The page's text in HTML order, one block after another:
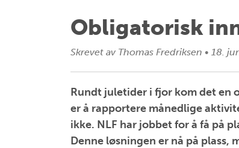
Obligatorisk
Skrevet av Thomas Fredriksen • 18.
Rundt juletider i fjor kom det en
er å rapportere månedlige
ikke. NLF har jobbet for å få på
Denne løsningen er nå på plass,